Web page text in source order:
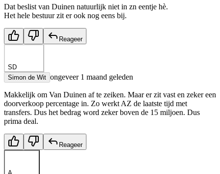
Dat beslist van Duinen natuurlijk niet in zn eentje hè.
Het hele bestuur zit er ook nog eens bij.
Reageer
SD
Simon de Wit ongeveer 1 maand geleden
Makkelijk om Van Duinen af te zeiken. Maar er zit vast en zeker een
doorverkoop percentage in. Zo werkt AZ de laatste tijd met
transfers. Dus het bedrag word zeker boven de 15 miljoen. Dus
prima deal.
Reageer